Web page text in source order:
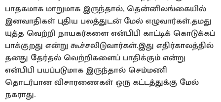
பாதகமாக மாறுமாக இருந்தால், தென்னிலங்கையில்
இனவாதிகள் புதிய பலத்துடன் மேல் எழுவார்கள்.தமது
யுத்த வெற்றி நாயகர்களை என்பிபி காட்டிக் கொடுக்கப்
பாக்குறது என்று கூச்சலிடுவார்கள்.இது எதிர்காலத்தில்
தனது தேர்தல் வெற்றிகளைப் பாதிக்கும் என்று
என்பிபி பயப்படுமாக இருந்தால் செம்மணி
தொடர்பான விசாரணைகள் ஒரு கட்டத்துக்கு மேல்
நகராது.